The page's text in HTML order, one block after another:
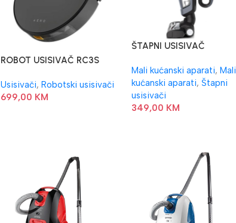
ROBOT USISIVAČ RC3S
Usisivači, Robotski usisivači
699,00 KM
ŠTAPNI USISIVAČ
Mali kućanski aparati, Mali
kućanski aparati, Štapni
usisivači
349,00 KM